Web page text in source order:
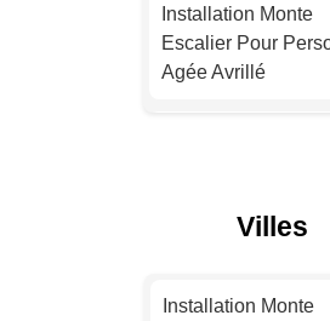
Installation Monte
Installation Monte
Escalier Pour
Agée Avrillé
Villes
Installation Monte